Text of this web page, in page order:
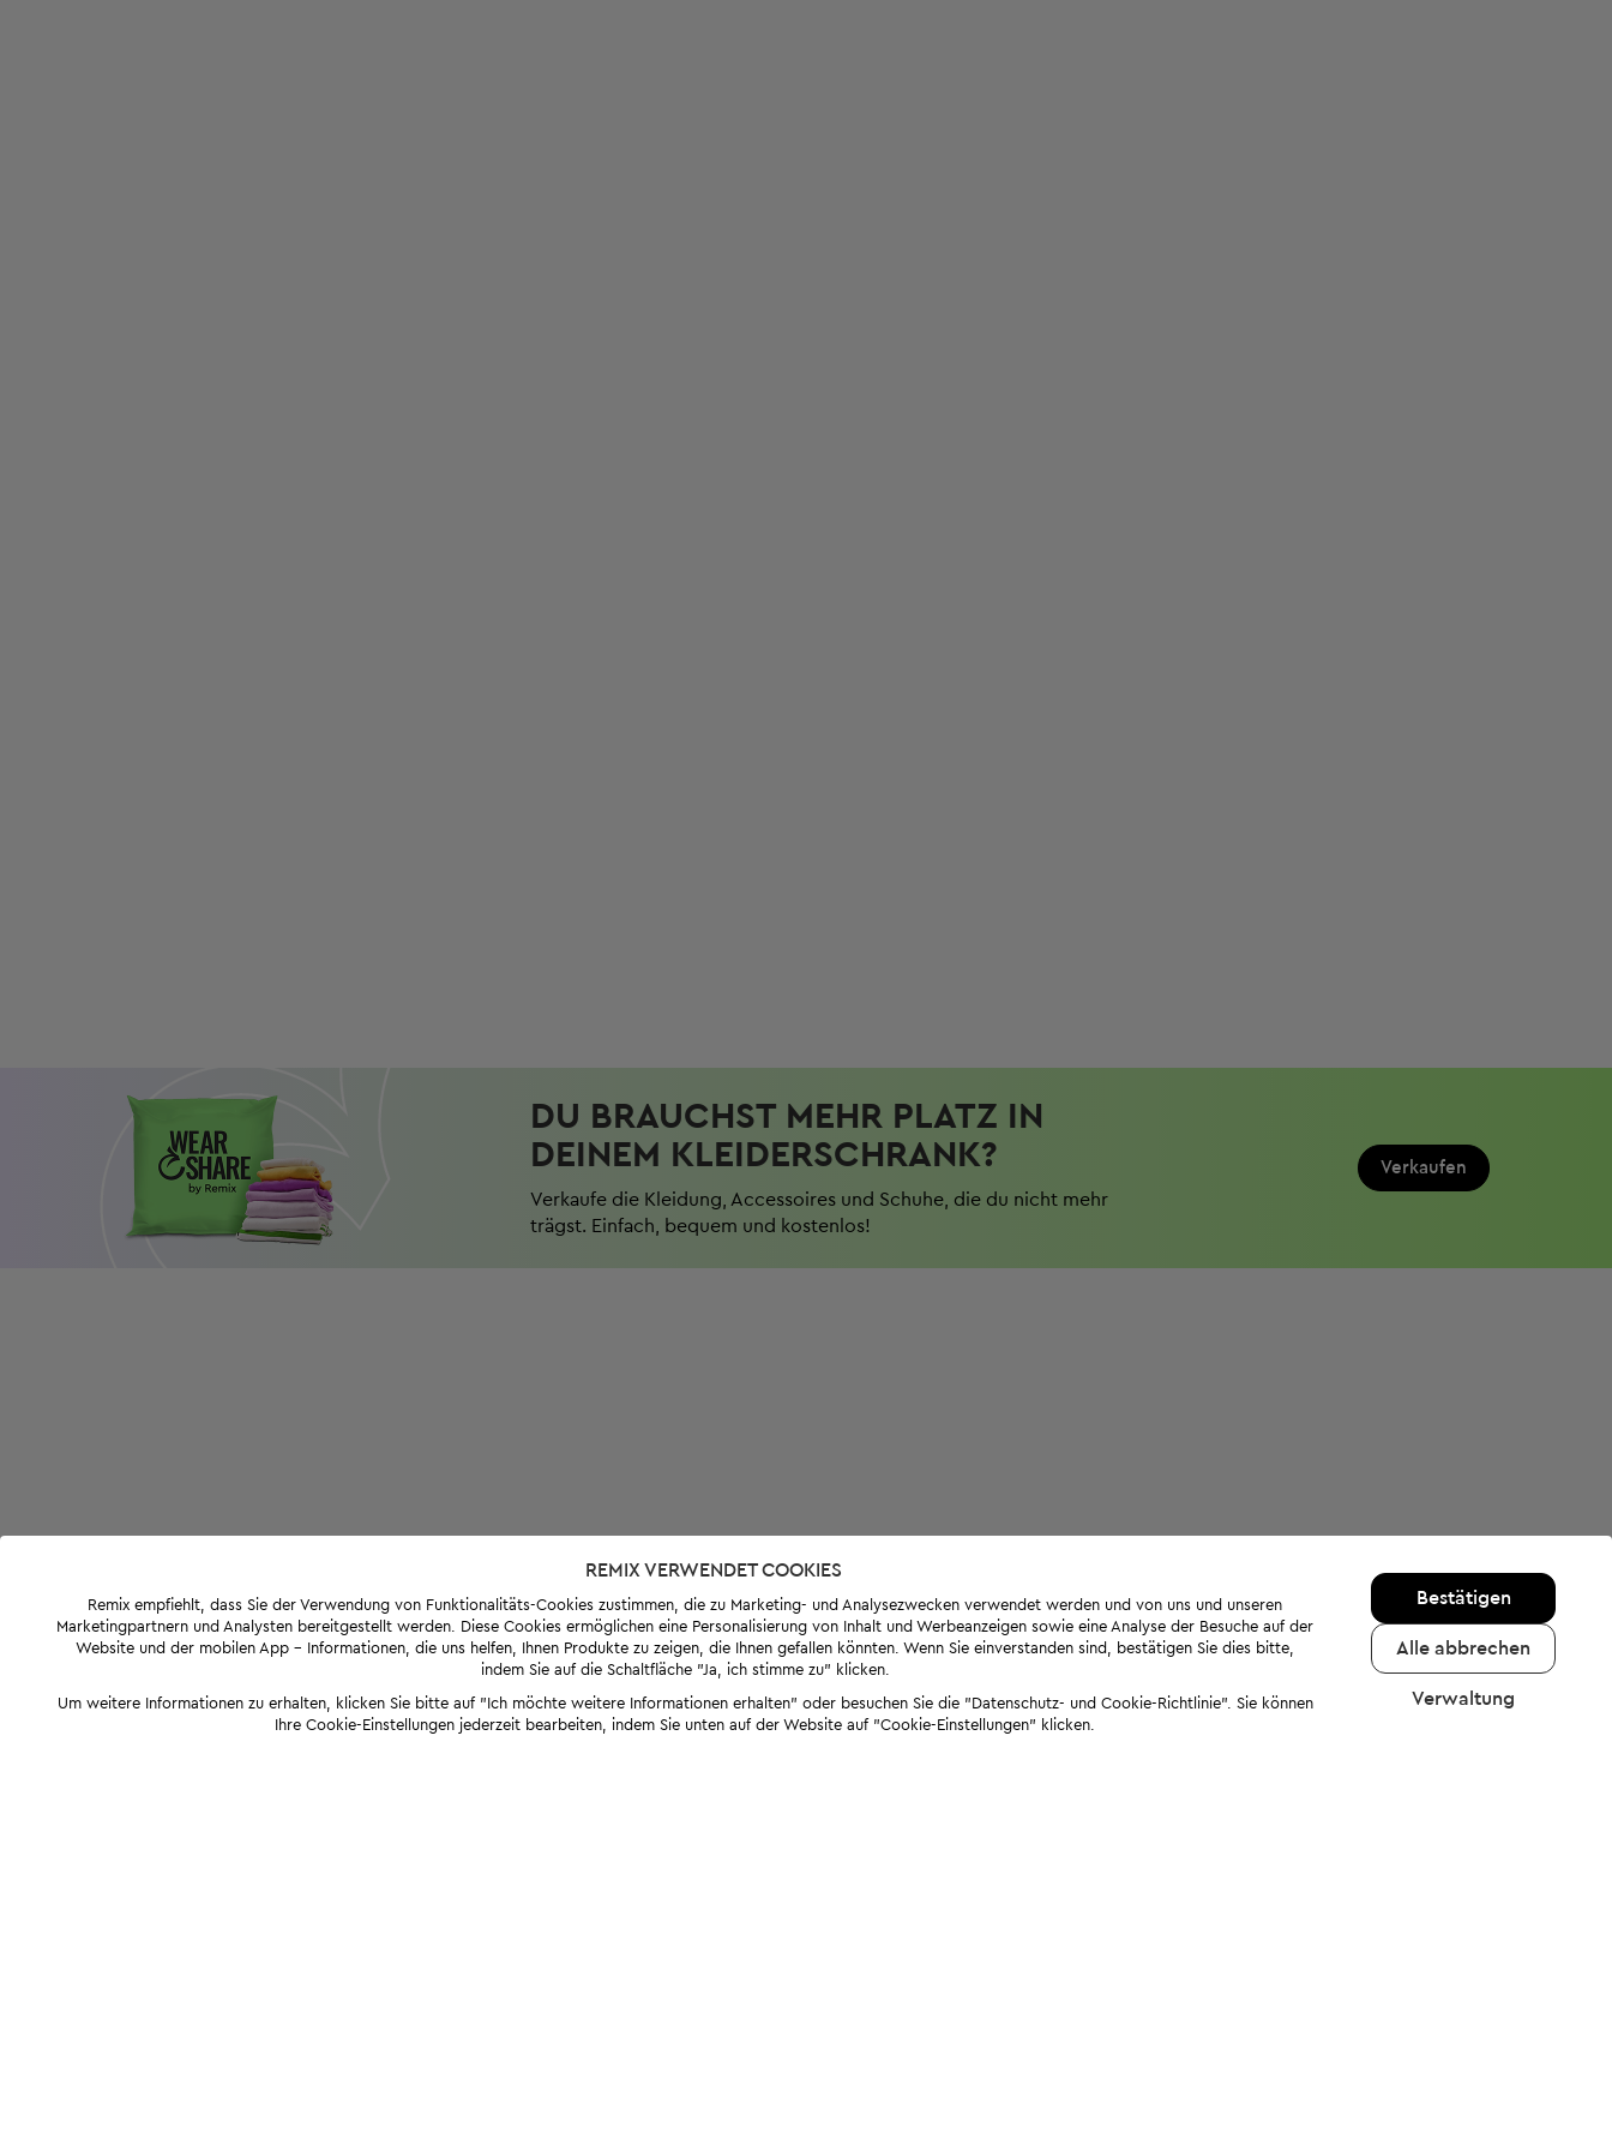
DU BRAUCHST MEHR PLATZ IN
DEINEM KLEIDERSCHRANK?
Verkaufe die Kleidung, Accessoires und Schuhe, die du nicht mehr
trägst. Einfach, bequem und kostenlos!
Verkaufen
REMIX VERWENDET COOKIES
Remix empfiehlt, dass Sie der Verwendung von Funktionalitäts-Cookies zustimmen, die zu Marketing- und Analysezwecken verwendet werden und von uns und unseren
Marketingpartnern und Analysten bereitgestellt werden. Diese Cookies ermöglichen eine Personalisierung von Inhalt und Werbeanzeigen sowie eine Analyse der Besuche auf der
Website und der mobilen App - Informationen, die uns helfen, Ihnen Produkte zu zeigen, die Ihnen gefallen könnten. Wenn Sie einverstanden sind, bestätigen Sie dies bitte,
indem Sie auf die Schaltfläche "Ja, ich stimme zu" klicken.
Um weitere Informationen zu erhalten, klicken Sie bitte auf "Ich möchte weitere Informationen erhalten" oder besuchen Sie die "Datenschutz- und Cookie-Richtlinie". Sie können
Ihre Cookie-Einstellungen jederzeit bearbeiten, indem Sie unten auf der Website auf "Cookie-Einstellungen" klicken.
Bestätigen
Alle abbrechen
Verwaltung